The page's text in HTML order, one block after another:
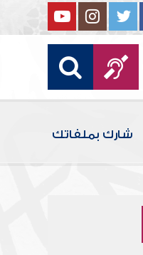
شارك بملفاتك